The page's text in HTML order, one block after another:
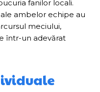
fanilor locali.
ambelor echipe au
meciului,
într-un adevărat